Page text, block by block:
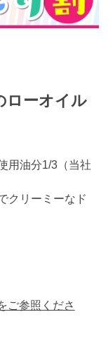
ローオイル
用油分1/3（当社
クリーミーなド
ご参照くださ